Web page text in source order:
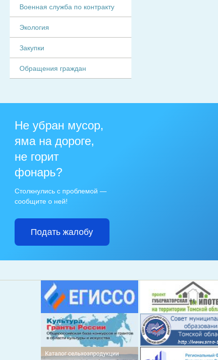
Военная служба по контракту
Экология
Закупки
Обращения граждан
Не убран мусор,
яма на дороге,
не горит
фонарь?
Столкнулись с проблемой —
сообщите о ней!
Подать жалобу